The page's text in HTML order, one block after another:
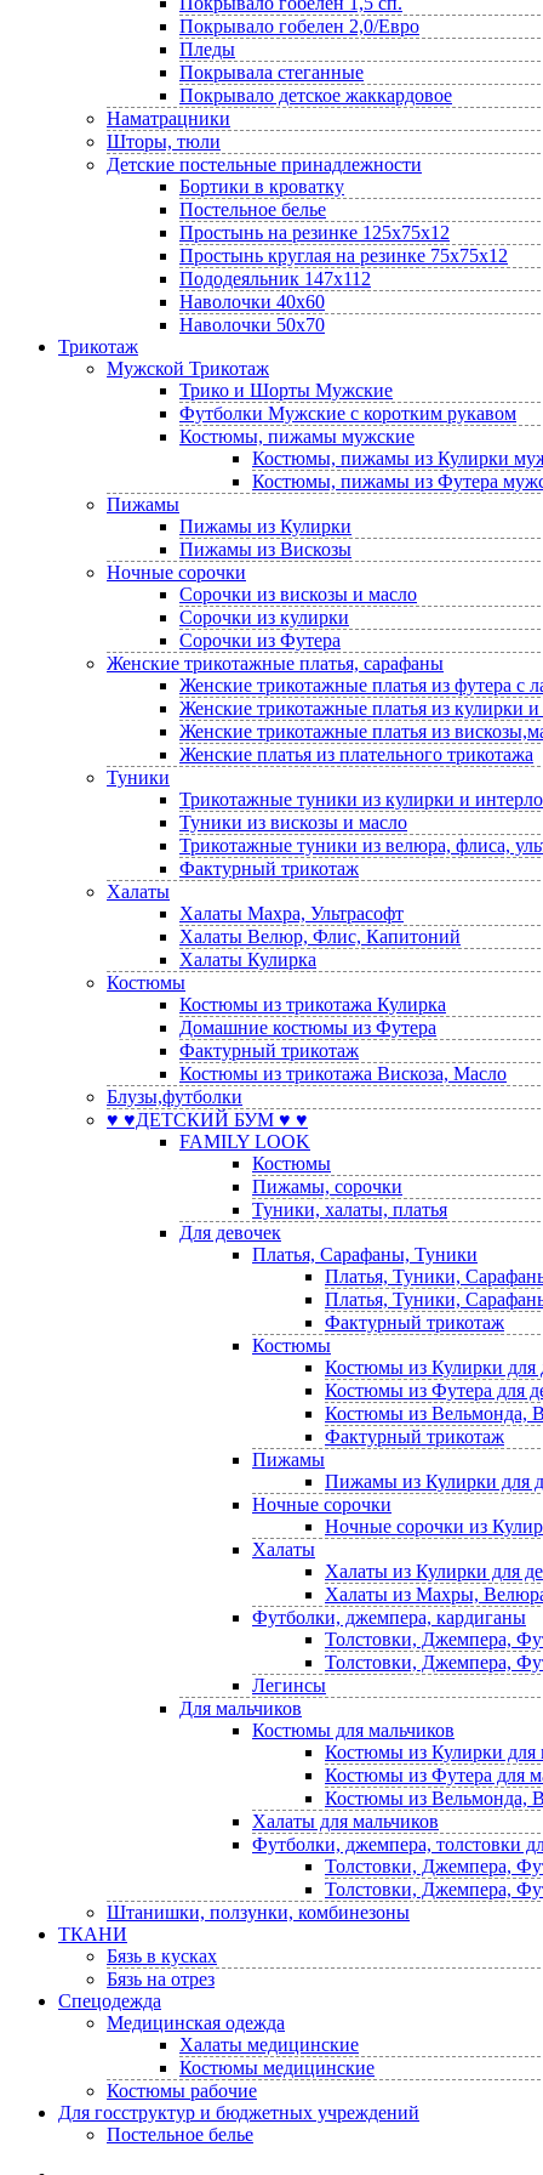
Покрывало гобелен 2,0/Евро
Пледы
Покрывала стеганные
Покрывало детское жаккардовое
Наматрацники
Шторы, тюли
Детские постельные принадлежности
Бортики в кроватку
Постельное белье
Простынь на резинке 125х75х12
Простынь круглая на резинке 75х75х12
Пододеяльник 147х112
Наволочки 40х60
Наволочки 50х70
Трикотаж
Мужской Трикотаж
Трико и Шорты Мужские
Футболки Мужские с коротким рукавом
Костюмы, пижамы мужские
Костюмы, пижамы из Кулирки
Костюмы, пижамы из Футера
Пижамы
Пижамы из Кулирки
Пижамы из Вискозы
Ночные сорочки
Сорочки из вискозы и масло
Сорочки из кулирки
Сорочки из Футера
Женские трикотажные платья, сарафаны
Женские трикотажные платья из футера с
Женские трикотажные платья из кулирки и
Женские трикотажные платья из
Женские платья из плательного трикотажа
Туники
Трикотажные туники из кулирки и
Туники из вискозы и масло
Трикотажные туники из велюра, флиса,
Фактурный трикотаж
Халаты
Халаты Махра, Ультрасофт
Халаты Велюр, Флис, Капитоний
Халаты Кулирка
Костюмы
Костюмы из трикотажа Кулирка
Домашние костюмы из Футера
Фактурный трикотаж
Костюмы из трикотажа Вискоза, Масло
Блузы,футболки
♥ ♥ДЕТСКИЙ БУМ ♥ ♥
FAMILY LOOK
Костюмы
Пижамы, сорочки
Туники, халаты, платья
Для девочек
Платья, Сарафаны, Туники
Платья, Туники,
Платья, Туники,
Фактурный трикотаж
Костюмы
Костюмы из Кулирки для
Костюмы из Футера для
Костюмы из Вельмонда,
Фактурный трикотаж
Пижамы
Пижамы из Кулирки для
Ночные сорочки
Ночные сорочки из
Халаты
Халаты из Кулирки для
Халаты из Махры,
Футболки, джемпера, кардиганы
Толстовки, Джемпера,
Толстовки, Джемпера,
Легинсы
Для мальчиков
Костюмы для мальчиков
Костюмы из Кулирки для
Костюмы из Футера для
Костюмы из Вельмонда,
Халаты для мальчиков
Футболки, джемпера, толстовки
Толстовки, Джемпера,
Толстовки, Джемпера,
Штанишки, ползунки, комбинезоны
ТКАНИ
Бязь в кусках
Бязь на отрез
Спецодежда
Медицинская одежда
Халаты медицинские
Костюмы медицинские
Костюмы рабочие
Для госструктур и бюджетных учреждений
Постельное белье